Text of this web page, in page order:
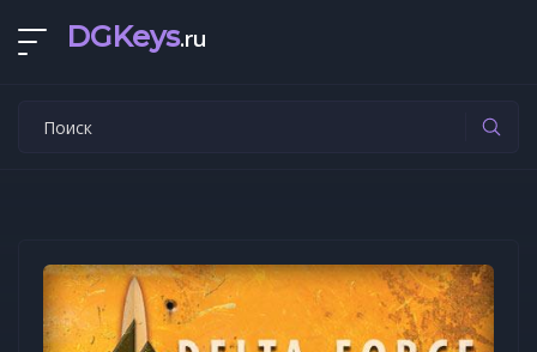
DGKeys.ru